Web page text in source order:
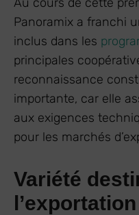
Panoramix a franchi
inclus dans les
principales
reconnaissance
importante, car elle
aux exigences
pour les marchés
Variété
l’exportation